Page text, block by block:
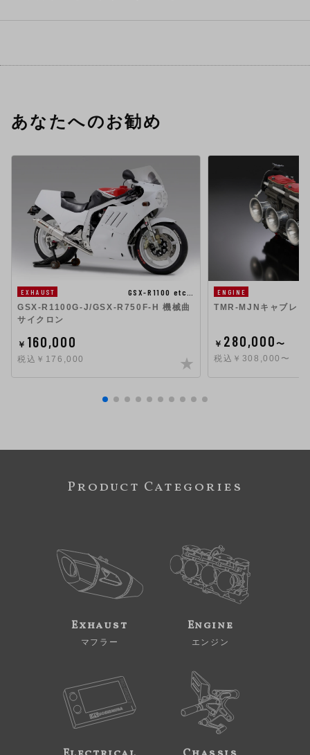
あなたへのお勧め
EXHAUST
GSX-R1100 etc…
GSX-R1100G-J/GSX-R750F-H 機械曲
サイクロン
￥ 160,000
税込￥176,000
ENGINE
TMR-MJNキャブレタ
￥ 280,000〜
税込￥308,000〜
Product Categories
Exhaust
マフラー
Engine
エンジン